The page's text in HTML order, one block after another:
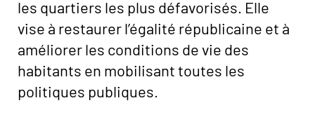
les quartiers les plus défavorisés. Elle
vise à restaurer l’égalité républicaine et à
améliorer les conditions de vie des
habitants en mobilisant toutes les
politiques publiques.